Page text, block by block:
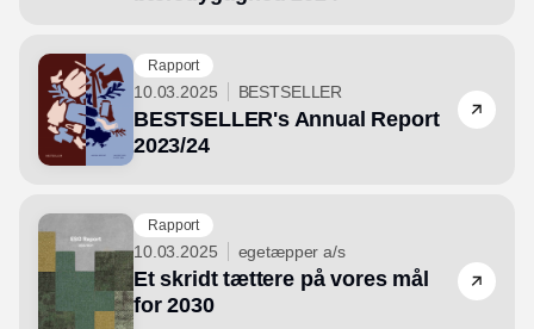
Rapport
10.03.2025 BESTSELLER
BESTSELLER's Annual Report
2023/24
Rapport
10.03.2025 egetæpper a/s
Et skridt tættere på vores mål
for 2030